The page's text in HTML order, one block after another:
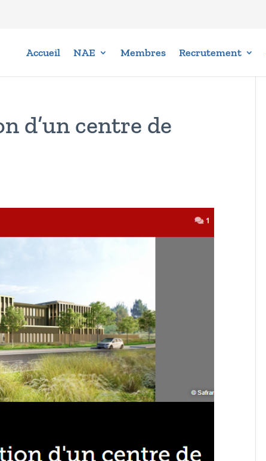
Accueil NAE Membres Recrutement
d’un centre de